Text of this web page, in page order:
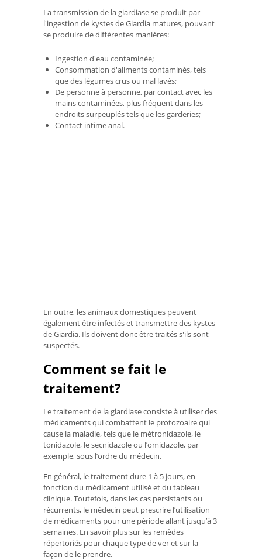
La transmission de la giardiase se produit par
l'ingestion de kystes de Giardia matures, pouvant
se produire de différentes manières:
Ingestion d'eau contaminée;
Consommation d'aliments contaminés, tels
que des légumes crus ou mal lavés;
De personne à personne, par contact avec les
mains contaminées, plus fréquent dans les
endroits surpeuplés tels que les garderies;
Contact intime anal.
En outre, les animaux domestiques peuvent
également être infectés et transmettre des kystes
de Giardia. Ils doivent donc être traités s'ils sont
suspectés.
Comment se fait le
traitement?
Le traitement de la giardiase consiste à utiliser des
médicaments qui combattent le protozoaire qui
cause la maladie, tels que le métronidazole, le
tonidazole, le secnidazole ou l’omidazole, par
exemple, sous l’ordre du médecin.
En général, le traitement dure 1 à 5 jours, en
fonction du médicament utilisé et du tableau
clinique. Toutefois, dans les cas persistants ou
récurrents, le médecin peut prescrire l’utilisation
de médicaments pour une période allant jusqu’à 3
semaines. En savoir plus sur les remèdes
répertoriés pour chaque type de ver et sur la
façon de le prendre.